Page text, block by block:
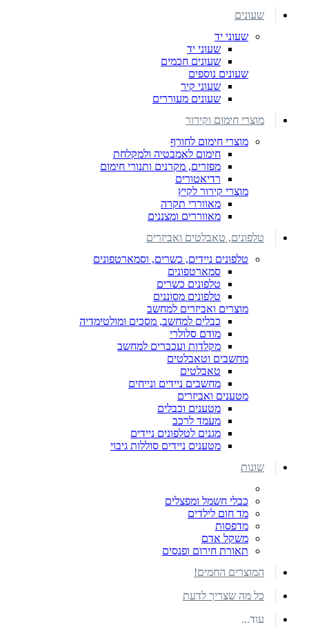
שעונים
שעוני יד
שעוני יד
שעונים חכמים
שעונים נוספים
שעוני קיר
שעונים מעוררים
מוצרי חימום וקירור
מוצרי חימום לחורף
חימום לאמבטיה ולמקלחת
מפזרים, מקרנים ותנורי חימום
רדיאטורים
מוצרי קירור לקיץ
מאווררי תקרה
מאווררים ומצננים
טלפונים, טאבלטים ואביזרים
טלפונים ניידים, כשרים, וסמארטפונים
סמארטפונים
טלפונים כשרים
טלפונים מסוננים
מוצרים ואביזרים למחשב
כבלים למחשב, מסכים ומולטימדיה
מודם סלולרי
מקלדות ועכברים למחשב
מחשבים וטאבלטים
טאבלטים
מחשבים ניידים ונייחים
מטענים ואביזרים
מטענים וכבלים
מעמד לרכב
מגנים לטלפונים ניידים
מטענים ניידים סוללות גיבוי
שונות
כבלי חשמל ומפצלים
מד חום לילדים
מדפסות
משקל אדם
תאורת חירום ופנסים
המוצרים החמים!
כל מה שצריך לדעת
עוד...